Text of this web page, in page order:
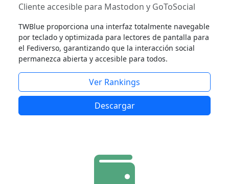
Cliente accesible para Mastodon y GoToSocial
TWBlue proporciona una interfaz totalmente navegable
por teclado y optimizada para lectores de pantalla para
el Fediverso, garantizando que la interacción social
permanezca abierta y accesible para todos.
Ver Rankings
Descargar